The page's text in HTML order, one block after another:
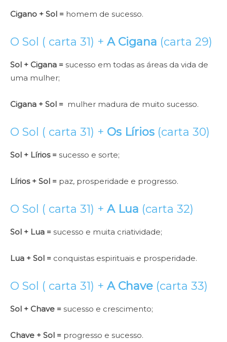
Cigano + Sol = homem de sucesso.
O Sol ( carta 31) + A Cigana (carta 29)
Sol + Cigana = sucesso em todas as áreas da vida de
uma mulher;
Cigana + Sol = mulher madura de muito sucesso.
O Sol ( carta 31) + Os Lírios (carta 30)
Sol + Lírios = sucesso e sorte;
Lírios + Sol = paz, prosperidade e progresso.
O Sol ( carta 31) + A Lua (carta 32)
Sol + Lua = sucesso e muita criatividade;
Lua + Sol = conquistas espirituais e prosperidade.
O Sol ( carta 31) + A Chave (carta 33)
Sol + Chave = sucesso e crescimento;
Chave + Sol = progresso e sucesso.